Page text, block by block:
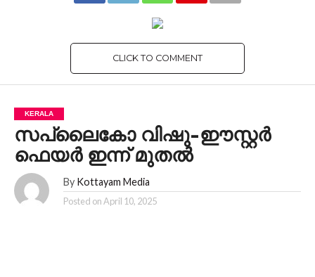
CLICK TO COMMENT
KERALA
സപ്ലൈകോ വിഷു-ഈസ്റ്റര്‍
ഫെയര്‍ ഇന്ന് മുതല്‍
By Kottayam Media
Posted onApril 10, 2025